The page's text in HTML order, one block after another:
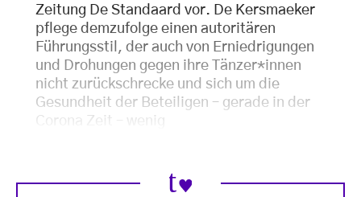
Zeitung De Standaard vor. De Kersmaeker
pflege demzufolge einen autoritären
Führungsstil, der auch von Erniedrigungen
und Drohungen gegen ihre Tänzer*innen
nicht zurückschrecke und sich um die
Gesundheit der Beteiligen – gerade in der
Corona Zeit – wenig